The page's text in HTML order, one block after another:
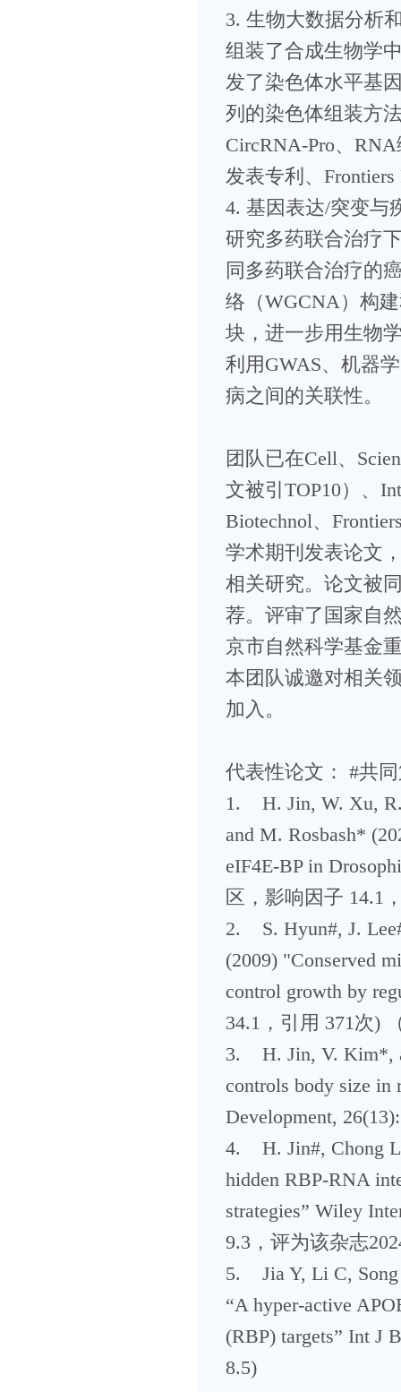
3. 生物大数据分析
组装了合成生物学
发了染色体水平基
列的染色体组装方
CircRNA-Pro、
发表专利、Frontiers
4. 基因表达/突变与
研究多药联合治疗
同多药联合治疗的
络（WGCNA）构
块，进一步用生物
利用GWAS、机器
病之间的关联性。
团队已在Cell、
文被引TOP10）、
Biotechnol、
学术期刊发表论文
相关研究。论文被
荐。评审了国家自
京市自然科学基金
本团队诚邀对相关
加入。
代表性论文： #共
1. H. Jin, W. Xu, R.
and M. Rosbash*
eIF4E-BP in
区，影响因子 14.1
2. S. Hyun#, J.
(2009) "Conserved
control growth by
34.1，引用 371次)
3. H. Jin, V. Kim*,
controls body size in
Development,
4. H. Jin#, Chong
hidden RBP-RNA
strategies” Wiley
9.3，评为该杂志
5. Jia Y, Li C, Song
“A hyper-active
(RBP) targets” Int J
8.5)